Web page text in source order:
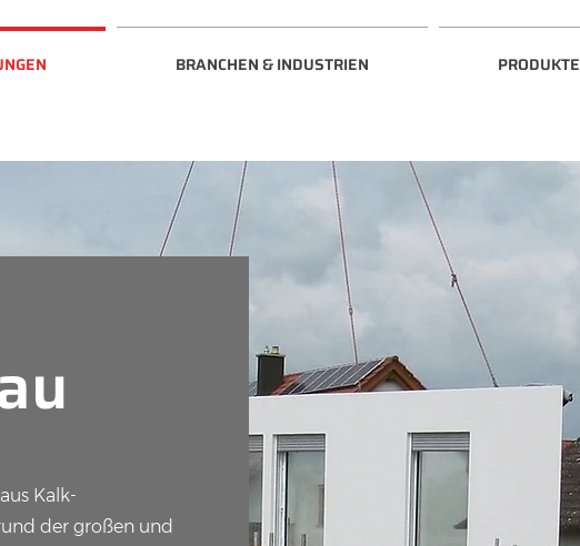
BRANCHEN & INDUSTRIEN PRODUKTE
Kalk-
der großen und